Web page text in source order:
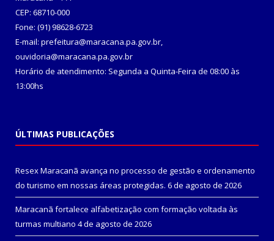
CEP: 68710-000
Fone: (91) 98628-6723
E-mail: prefeitura@maracana.pa.gov.br,
ouvidoria@maracana.pa.gov.br
Horário de atendimento: Segunda a Quinta-Feira de 08:00 às
13:00hs
ÚLTIMAS PUBLICAÇÕES
Resex Maracanã avança no processo de gestão e ordenamento
do turismo em nossas áreas protegidas. 6 de agosto de 2026
Maracanã fortalece alfabetização com formação voltada às
turmas multiano 4 de agosto de 2026